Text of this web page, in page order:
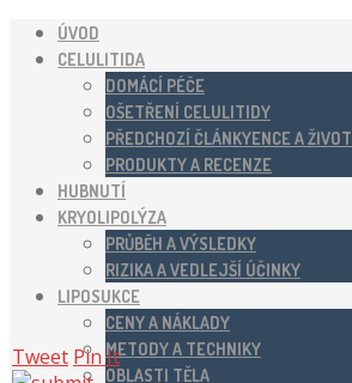
ÚVOD
CELULITIDA
DOMÁCÍ PÉČE
OŠETŘENÍ CELULITIDY
PŘEDCHOZÍ ČLÁNKYENCE A
PRODUKTY A RECENZE
HUBNUTÍ
KRYOLIPOLÝZA
PRŮBĚH A VÝSLEDKY
RIZIKA A VEDLEJŠÍ ÚČINKY
LIPOSUKCE
CENY A NÁKLADY
METODY A TECHNIKY
OBLASTI TĚLA
Tweet Pin It